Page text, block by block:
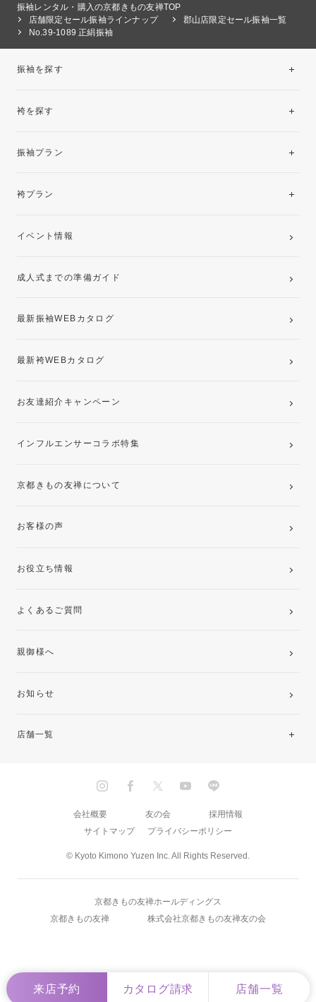
振袖レンタル・購入の京都きもの友禅TOP
店舗限定セール振袖ラインナップ
郡山店限定セール振袖一覧
No.39-1089 正絹振袖
来店予約 カタログ請求 店舗一覧
振袖を探す
袴を探す
振袖プラン
レンタルプラン
袴プラン
卒業袴レンタルプラン
イベント情報
成人式までの準備ガイド
最新振袖WEBカタログ
最新袴WEBカタログ
お友達紹介キャンペーン
インフルエンサーコラボ特集
京都きもの友禅について
お客様の声
お役立ち情報
よくあるご質問
親御様へ
お知らせ
店舗一覧
© Kyoto Kimono Yuzen Inc. All Rights Reserved.
会社概要 友の会
採用情報
サイトマップ
プライバシーポリシー
京都きもの友禅ホールディングス
京都きもの友禅
株式会社京都きもの友禅友の会